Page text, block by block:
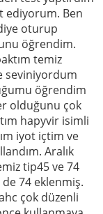
ediyorum. Ben
oturup
öğrendim.
temiz
seviniyordum
öğrendim
olduğunu çok
hapyvir isimli
iyot içtim ve
Aralık
tip45 ve 74
74 eklenmiş.
çok düzenli